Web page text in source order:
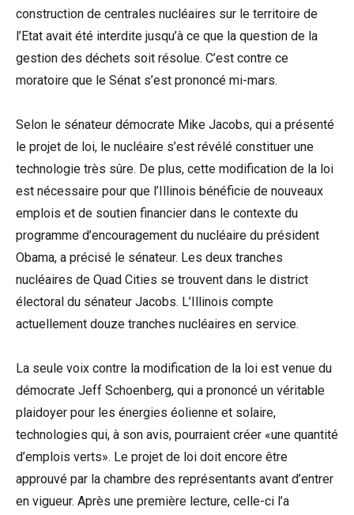
construction de centrales nucléaires sur le territoire de
l’Etat avait été interdite jusqu’à ce que la question de la
gestion des déchets soit résolue. C’est contre ce
moratoire que le Sénat s’est prononcé mi-mars.
Selon le sénateur démocrate Mike Jacobs, qui a présenté
le projet de loi, le nucléaire s’est révélé constituer une
technologie très sûre. De plus, cette modification de la loi
est nécessaire pour que l’Illinois bénéficie de nouveaux
emplois et de soutien financier dans le contexte du
programme d’encouragement du nucléaire du président
Obama, a précisé le sénateur. Les deux tranches
nucléaires de Quad Cities se trouvent dans le district
électoral du sénateur Jacobs. L’Illinois compte
actuellement douze tranches nucléaires en service.
La seule voix contre la modification de la loi est venue du
démocrate Jeff Schoenberg, qui a prononcé un véritable
plaidoyer pour les énergies éolienne et solaire,
technologies qui, à son avis, pourraient créer «une quantité
d’emplois verts». Le projet de loi doit encore être
approuvé par la chambre des représentants avant d’entrer
en vigueur. Après une première lecture, celle-ci l’a